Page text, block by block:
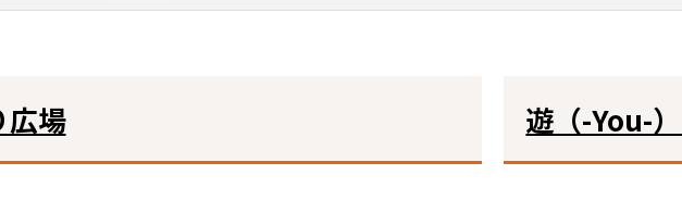
広場 遊（-You-